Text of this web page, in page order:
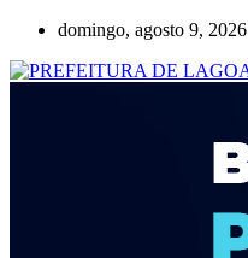
Skip
content
domingo, agosto 9, 2026